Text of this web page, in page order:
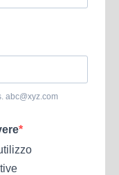
abc@xyz.com